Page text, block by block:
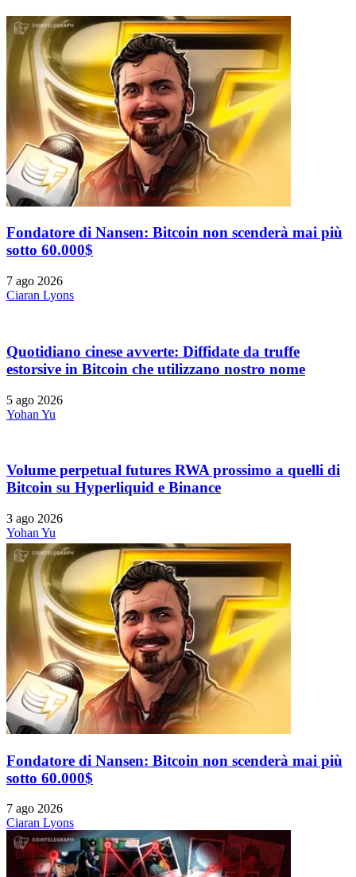
Fondatore di Nansen: Bitcoin non scenderà mai più
sotto 60.000$
7 ago 2026
Ciaran Lyons
Quotidiano cinese avverte: Diffidate da truffe
estorsive in Bitcoin che utilizzano nostro nome
5 ago 2026
Yohan Yu
Volume perpetual futures RWA prossimo a quelli di
Bitcoin su Hyperliquid e Binance
3 ago 2026
Yohan Yu
Fondatore di Nansen: Bitcoin non scenderà mai più
sotto 60.000$
7 ago 2026
Ciaran Lyons